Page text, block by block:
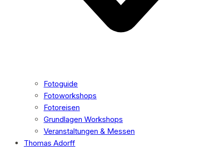
Fotoguide
Fotoworkshops
Fotoreisen
Grundlagen Workshops
Veranstaltungen & Messen
Thomas Adorff